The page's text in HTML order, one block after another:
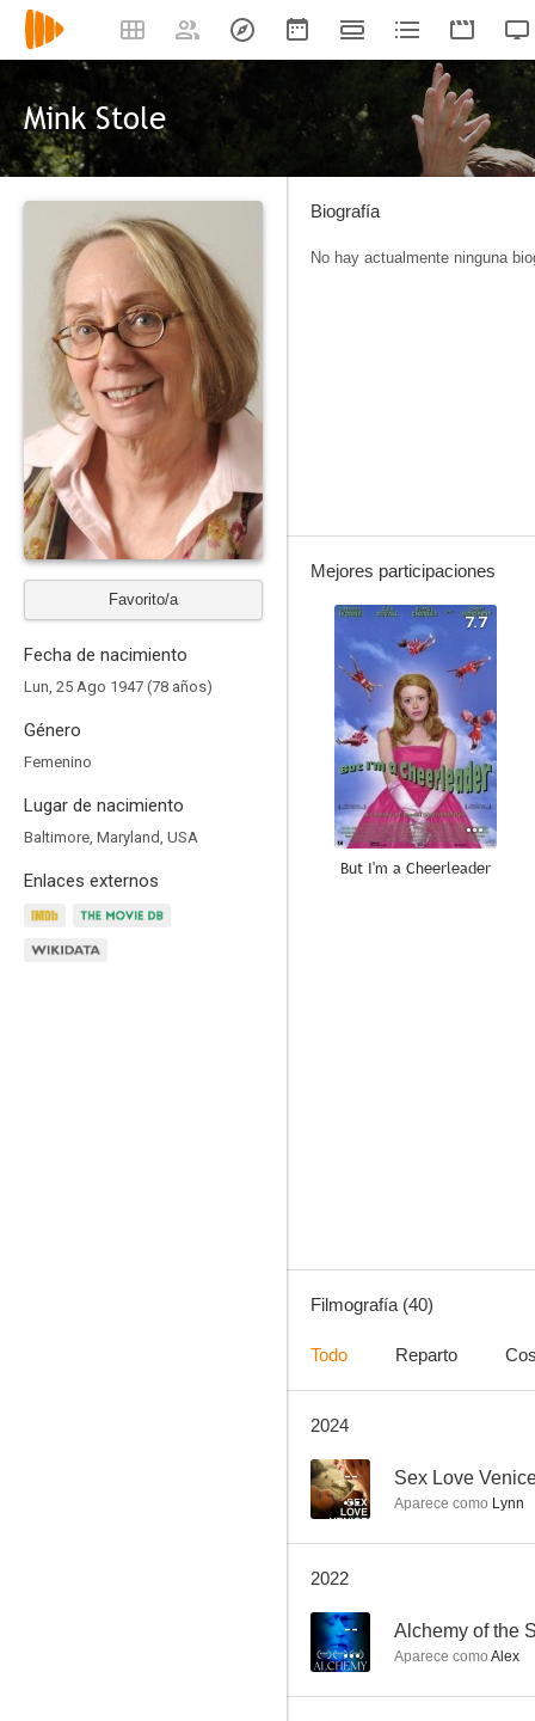
Mink Stole
Favorito/a
Fecha de nacimiento
Lun, 25 Ago 1947 (78 años)
Género
Femenino
Lugar de nacimiento
Baltimore, Maryland, USA
Enlaces externos
Biografía
No hay actualmente ninguna
Mejores participaciones
7.7
But I'm a Cheerleader
7.5
Filmografía (40)
Todo Reparto
2024
-- Sex Love
Aparece como Lynn
2022
-- Alchemy of the
Aparece como Alex